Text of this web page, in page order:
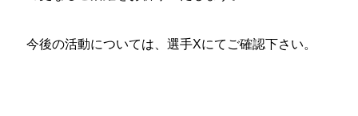
ONLINE STORE / オンラインストア
今後の活動については、選手Xにてご確認下さい。